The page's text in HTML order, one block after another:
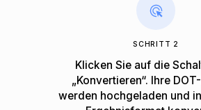
SCHRITT 2
Klicken Sie auf die
„Konvertieren“. Ihre
werden hochgeladen und